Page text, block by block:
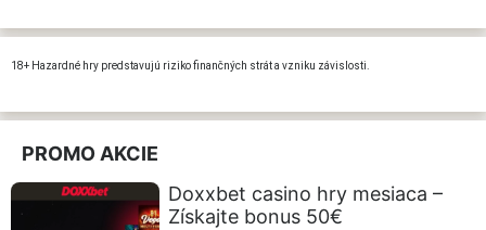
18+ Hazardné hry predstavujú riziko finančných strát a vzniku závislosti.
PROMO AKCIE
Doxxbet casino hry mesiaca –
Získajte bonus 50€